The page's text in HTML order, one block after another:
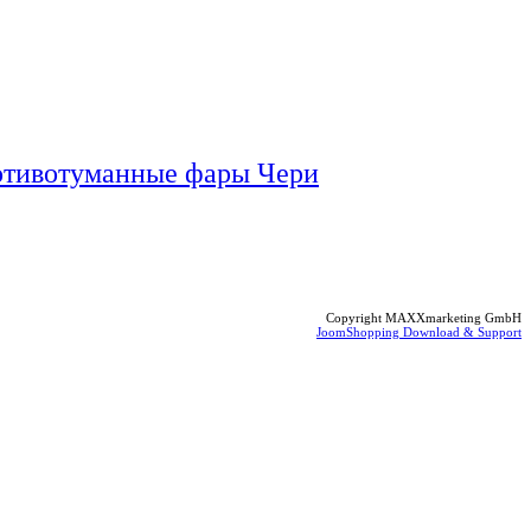
фары Чери
Copyright MAXXmarketing GmbH
JoomShopping Download & Support